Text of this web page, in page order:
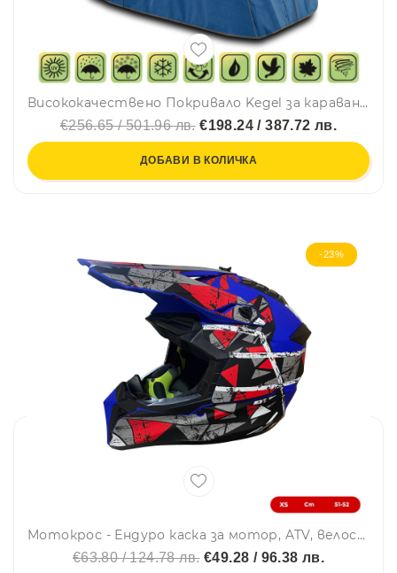
Висококачествено Покривало Kegel за каравана син цвят Серия Mobile 500ER
€256.65 / 501.96 лв.€198.24 / 387.72 лв.
ДОБАВИ В КОЛИЧКА
-23%
Мотокрос - Ендуро каска за мотор, ATV, велосипед – размер XS (51–52 см) син мат с червен/сив дизайн
€63.80 / 124.78 лв.€49.28 / 96.38 лв.